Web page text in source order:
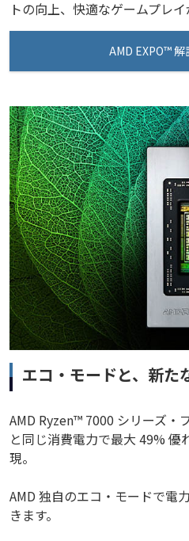
トの向上、快適なゲームプレイ
AMD EXPO™
エコ・モードと、新た
AMD Ryzen™ 7000 シリーズ・
と同じ消費電力で最大 49% 優
現。
AMD 独自のエコ・モードで電
きます。